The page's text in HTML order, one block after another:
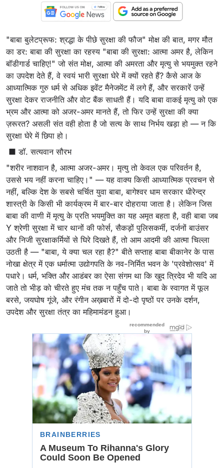
"बाबा बुलेटप्रूफ: श्रद्धा के पीछे सुरक्षा की फौज" मोक्ष की बात, मगर मौत
का डर: बाबा की सुरक्षा का रहस्य "बाबा की सुरक्षा: आत्मा अमर है, लेकिन
बॉडीगार्ड चाहिए!" जो संत मोक्ष, आत्मा की अमरता और मृत्यु से भयमुक्त रहने
का उपदेश देते हैं, वे स्वयं भारी सुरक्षा घेरे में क्यों रहते हैं? कैसे आज के
आध्यात्मिक गुरु धर्म से अधिक इवेंट मैनेजमेंट में लगे हैं, और सरकारें उन्हें
सुरक्षा देकर राजनीति और वोट बैंक साधती हैं। यदि बाबा वाकई मृत्यु को एक
भ्रम और आत्मा को अजर-अमर मानते हैं, तो फिर उन्हें सुरक्षा की क्या
ज़रूरत? असली संत वही होता है जो सत्य के साथ निर्भय खड़ा हो — न कि
सुरक्षा घेरे में छिपा हो।
■ डॉ. सत्यवान सौरभ
"शरीर नाशवान है, आत्मा अजर-अमर। मृत्यु तो केवल एक परिवर्तन है,
उससे भय नहीं करना चाहिए।" — यह वाक्य किसी आध्यात्मिक प्रवचन से
नहीं, बल्कि देश के सबसे चर्चित युवा बाबा, बागेश्वर धाम सरकार धीरेन्द्र
शास्त्री के किसी भी कार्यक्रम में बार-बार दोहराया जाता है। लेकिन जिस
बाबा की वाणी में मृत्यु के प्रति भयमुक्ति का यह अमृत बहता है, वही बाबा जब
Y श्रेणी सुरक्षा में चार थानों की फोर्स, सैकड़ों पुलिसकर्मी, दर्जनों बाउंसर
और निजी सुरक्षाकर्मियों से घिरे दिखते हैं, तो आम आदमी की आत्मा चिल्ला
उठती है — "बाबा, ये क्या चल रहा है?" बीते सप्ताह बाबा बीकानेर के पास
नोखा क्षेत्र में एक धर्मात्मा उद्योगपति के नव-निर्मित भवन के 'प्रवेशोत्सव' में
पधारे। धर्म, भक्ति और आडंबर का ऐसा संगम था कि खुद त्रिदेव भी यदि आ
जाते तो भीड़ को चीरते हुए मंच तक न पहुँच पाते। बाबा के स्वागत में फूल
बरसे, जयघोष गूंजे, और रंगीन अख़बारों में दो-दो पृष्ठों पर उनके दर्शन,
उपदेश और सुरक्षा तंत्र का महिमामंडन हुआ।